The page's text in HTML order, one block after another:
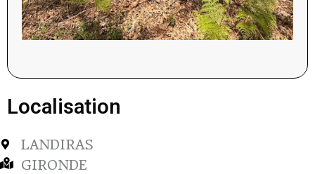
Localisation
LANDIRAS
GIRONDE